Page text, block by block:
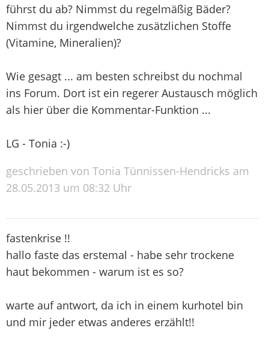
führst du ab? Nimmst du regelmäßig Bäder?
Nimmst du irgendwelche zusätzlichen Stoffe
(Vitamine, Mineralien)?
Wie gesagt ... am besten schreibst du nochmal
ins Forum. Dort ist ein regerer Austausch möglich
als hier über die Kommentar-Funktion ...
LG - Tonia :-)
geschrieben von Tonia Tünnissen-Hendricks am
28.05.2013 um 08:32 Uhr
fastenkrise !!
hallo faste das erstemal - habe sehr trockene
haut bekommen - warum ist es so?
warte auf antwort, da ich in einem kurhotel bin
und mir jeder etwas anderes erzählt!!